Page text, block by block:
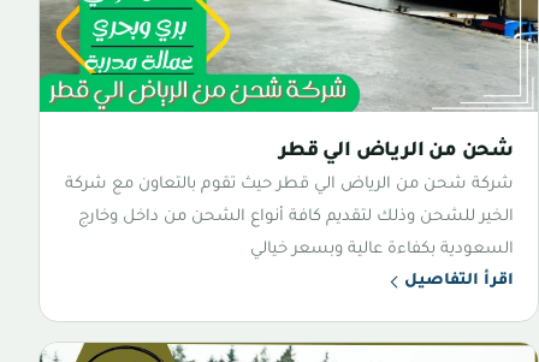
شحن من الرياض الي قطر
شركة شحن من الرياض الي قطر حيث تقوم بالتعاون مع شركة
الخير للشحن وذلك لتقديم كافة أنواع الشحن من داخل وخارج
السعودية بكفاءة عالية وبسعر خيالي
اقرأ التفاصيل